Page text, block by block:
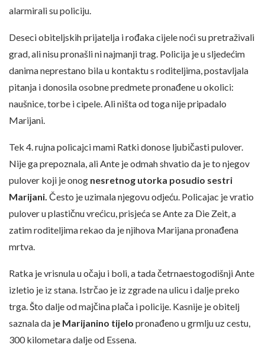
alarmirali su policiju.
Deseci obiteljskih prijatelja i rođaka cijele noći su pretraživali
grad, ali nisu pronašli ni najmanji trag. Policija je u sljedećim
danima neprestano bila u kontaktu s roditeljima, postavljala
pitanja i donosila osobne predmete pronađene u okolici:
naušnice, torbe i cipele. Ali ništa od toga nije pripadalo
Marijani.
Tek 4. rujna policajci mami Ratki donose ljubičasti pulover.
Nije ga prepoznala, ali Ante je odmah shvatio da je to njegov
pulover koji je onog nesretnog utorka posudio sestri
Marijani. Često je uzimala njegovu odjeću. Policajac je vratio
pulover u plastičnu vrećicu, prisjeća se Ante za Die Zeit, a
zatim roditeljima rekao da je njihova Marijana pronađena
mrtva.
Ratka je vrisnula u očaju i boli, a tada četrnaestogodišnji Ante
izletio je iz stana. Istrčao je iz zgrade na ulicu i dalje preko
trga. Što dalje od majčina plača i policije. Kasnije je obitelj
saznala da je Marijanino tijelo pronađeno u grmlju uz cestu,
300 kilometara dalje od Essena.